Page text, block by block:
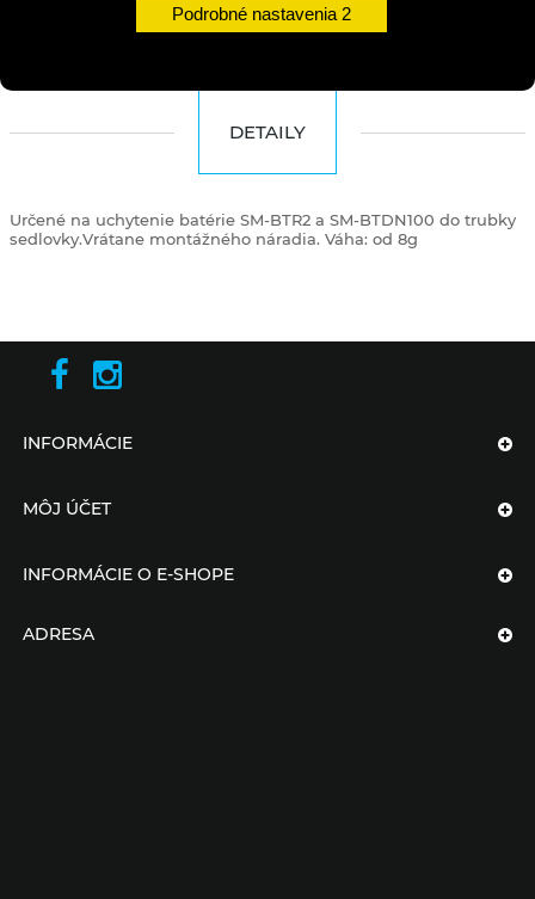
Podrobné nastavenia
DO KOŠÍKA
DETAILY
Určené na uchytenie batérie SM-BTR2 a SM-BTDN100 do trubky
sedlovky.Vrátane montážného náradia. Váha: od 8g
INFORMÁCIE
MÔJ ÚČET
INFORMÁCIE O E-SHOPE
ADRESA